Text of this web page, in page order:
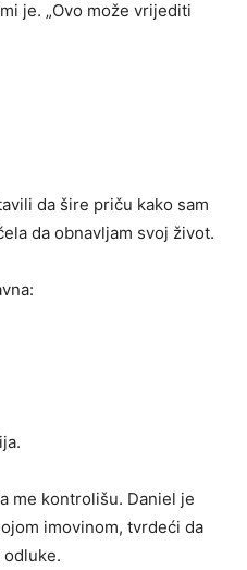
je. „Ovo može vrijediti
da šire priču kako sam
da obnavljam svoj život.
me kontrolišu. Daniel je
imovinom, tvrdeći da
odluke.